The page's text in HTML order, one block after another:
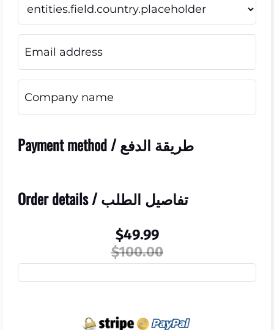
Payment method / طريقة الدفع
Order details / تفاصيل الطلب
$49.99
$100.00